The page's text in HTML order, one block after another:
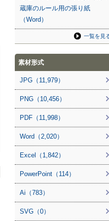
蔵庫のルール用の張り紙
（Word）
一覧を見
素材形式
JPG（11,979）
PNG（10,456）
PDF（11,998）
Word（2,020）
Excel（1,842）
PowerPoint（114）
Ai（783）
SVG（0）